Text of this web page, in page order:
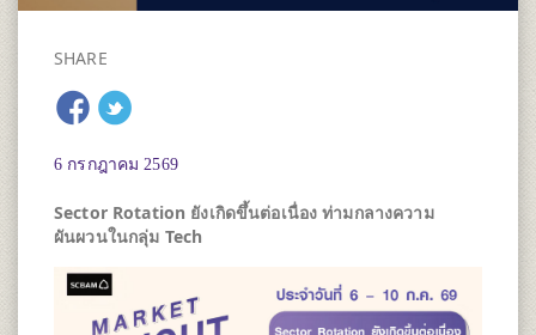
SHARE
6 กรกฎาคม 2569
Sector Rotation ยังเกิดขึ้นต่อเนื่อง ท่ามกลางความ
ผันผวนในกลุ่ม Tech